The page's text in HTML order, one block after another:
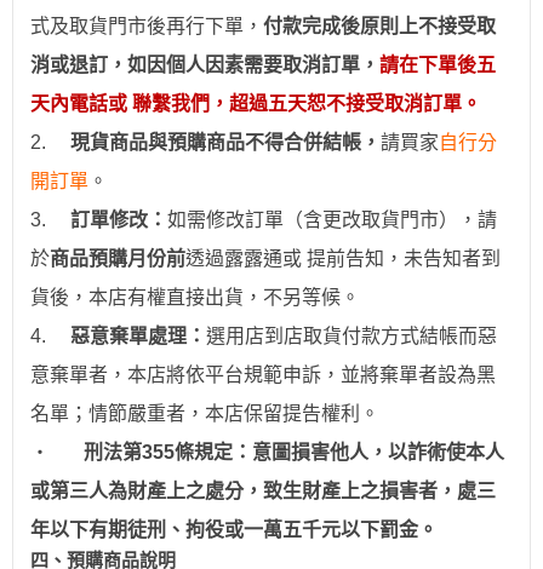
式及取貨門市後再行下單， 付款完成後原則上不接受取
消或退訂，如因個人因素需要取消訂單， 請在下單後五
天內電話或 聯繫我們，超過五天恕不接受取消訂單。
2.
現貨商品與預購商品不得合併結帳 ， 請買家自行分
開訂單 。
3.
訂單修改： 如需修改訂單（含更改取貨門市），請
於商品預購月份前透過露露通或 提前告知，未告知者到
貨後，本店有權直接出貨，不另等候。
4.
惡意棄單處理： 選用 店到店取貨付款方式結帳而惡
意棄單者，本店將依平台規範申訴，並將棄單者設為黑
名單；情節嚴重者， 本店保留提告權利 。
‧
刑法第355條規定：意圖損害他人，以詐術使本人
或第三人為財產上之處分，致生財產上之損害者，處三
年以下有期徒刑、拘役或一萬五千元以下罰金。
四、預購商品說明